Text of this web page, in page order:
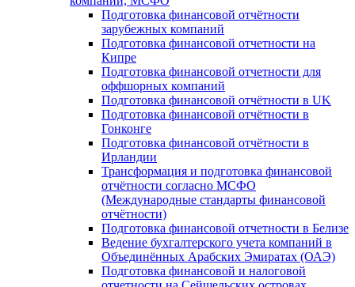
Подготовка финансовой отчётности
зарубежных компаний
Подготовка финансовой отчетности на
Кипре
Подготовка финансовой отчетности для
оффшорных компаний
Подготовка финансовой отчётности в UK
Подготовка финансовой отчётности в
Гонконге
Подготовка финансовой отчётности в
Ирландии
Трансформация и подготовка финансовой
отчётности согласно МСФО
(Международные стандарты финансовой
отчётности)
Подготовка финансовой отчетности в Белизе
Ведение бухгалтерского учета компаний в
Объединённых Арабских Эмиратах (ОАЭ)
Подготовка финансовой и налоговой